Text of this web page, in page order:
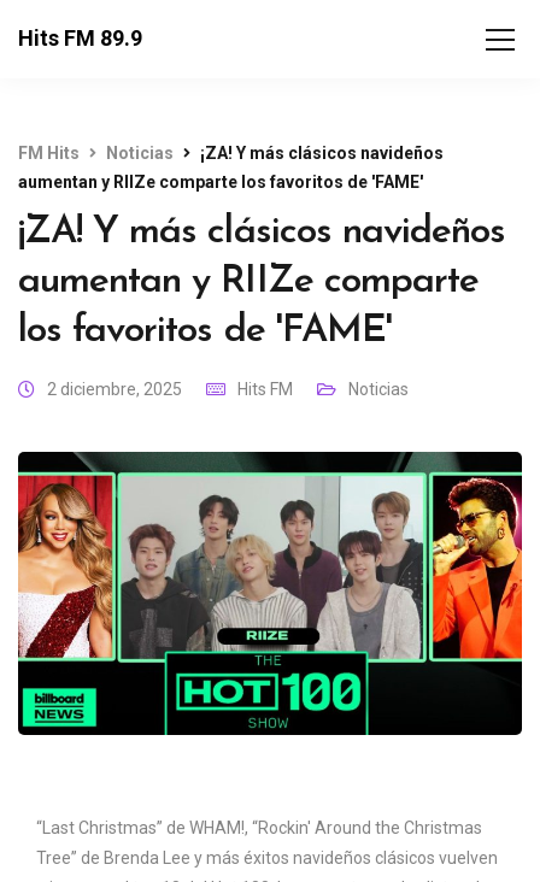
Hits FM 89.9
FM Hits Noticias
¡ZA! Y más clásicos navideños
aumentan y RIIZe comparte los favoritos de 'FAME'
¡ZA! Y más clásicos navideños
aumentan y RIIZe comparte
los favoritos de 'FAME'
2 diciembre, 2025 Hits FM Noticias
“Last Christmas” de WHAM!, “Rockin' Around the Christmas
Tree” de Brenda Lee y más éxitos navideños clásicos vuelven